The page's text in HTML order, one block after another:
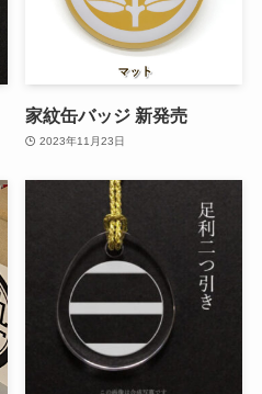
家紋缶バッジ 新発売
2023年11月23日